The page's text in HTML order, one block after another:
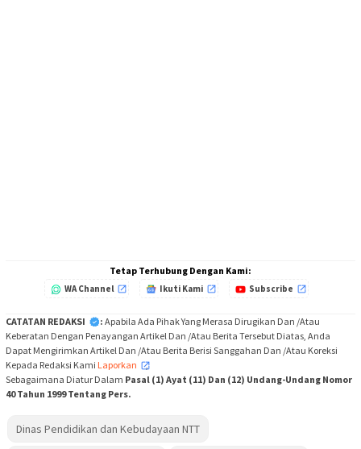
Tetap Terhubung Dengan Kami:
WA Channel Ikuti Kami Subscribe
CATATAN REDAKSI : Apabila Ada Pihak Yang Merasa Dirugikan Dan /Atau
Keberatan Dengan Penayangan Artikel Dan /Atau Berita Tersebut Diatas, Anda
Dapat Mengirimkan Artikel Dan /Atau Berita Berisi Sanggahan Dan /Atau Koreksi
Kepada Redaksi Kami Laporkan
,
Sebagaimana Diatur Dalam Pasal (1) Ayat (11) Dan (12) Undang-Undang Nomor
40 Tahun 1999 Tentang Pers.
Dinas Pendidikan dan Kebudayaan NTT